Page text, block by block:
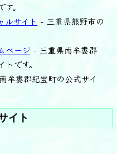
。
ルサイト - 三重県熊野市の
ページ - 三重県南牟婁郡
です。
牟婁郡紀宝町の公式サイ
イト